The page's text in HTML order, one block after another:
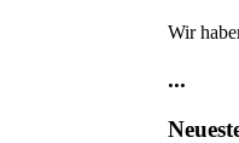
Wir
...